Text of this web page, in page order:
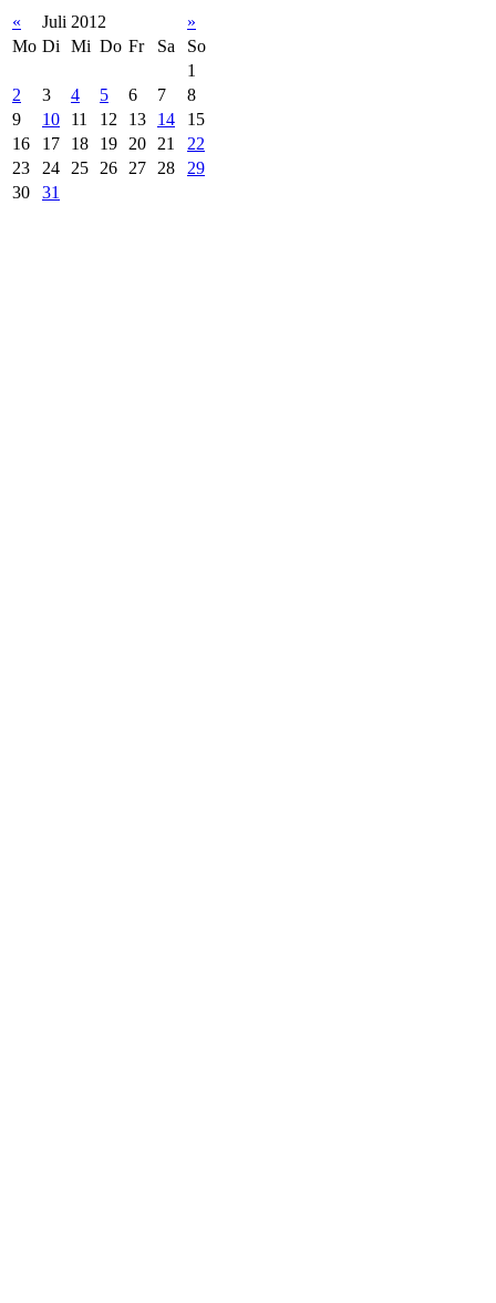
« Juli 2012
»
Mo Di Mi Do Fr Sa
So
1
2
3 4 5 6 7
8
9
10 11 12 13 14
15
16
17 18 19 20 21
22
23
24 25 26 27 28
29
30
31